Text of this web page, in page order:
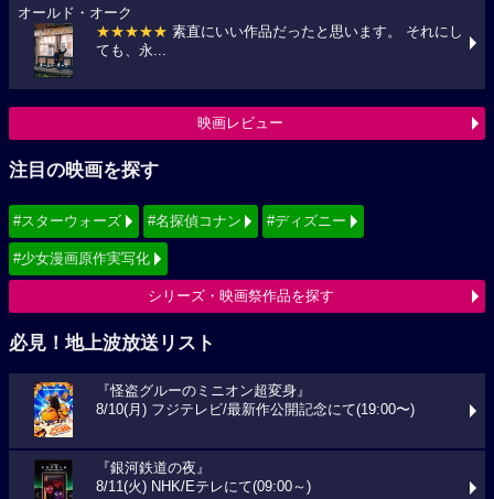
オールド・オーク
★★★★★ 素直にいい作品だったと思います。 それにし
ても、永...
映画レビュー
注目の映画を探す
#スターウォーズ #名探偵コナン #ディズニー
#少女漫画原作実写化
シリーズ・映画祭作品を探す
必見！地上波放送リスト
『怪盗グルーのミニオン超変身』
8/10(月) フジテレビ/最新作公開記念にて(19:00〜)
『銀河鉄道の夜』
8/11(火) NHK/Eテレにて(09:00～)